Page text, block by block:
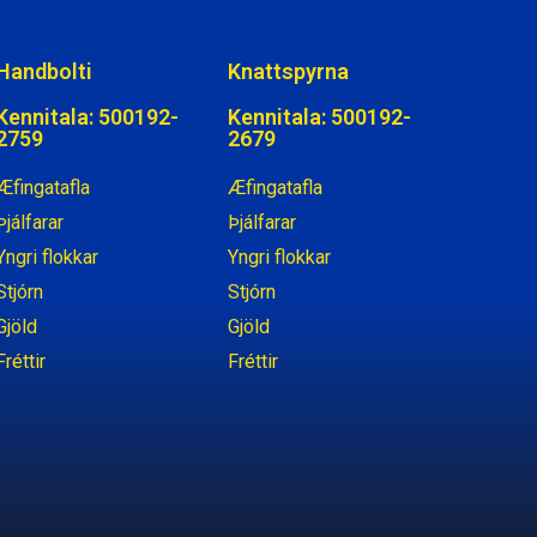
500192-
flokkar
Knattspyrna
Kennitala: 500192-
2679
Æfingatafla
Þjálfarar
Yngri flokkar
Stjórn
Gjöld
Fréttir